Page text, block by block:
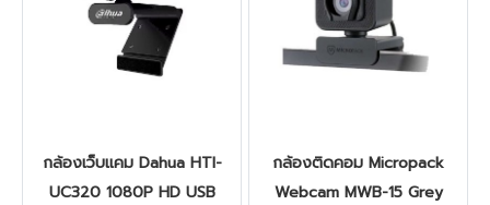
กล้องเว็บแคม Dahua HTI-
UC320 1080P HD USB
กล้องติดคอม Micropack
Webcam MWB-15 Grey